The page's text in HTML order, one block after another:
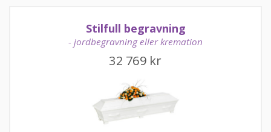
Stilfull begravning
- jordbegravning eller kremation
32 769 kr